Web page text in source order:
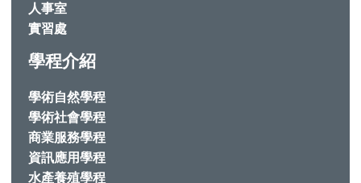
人事室
實習處
學程介紹
學術自然學程
學術社會學程
商業服務學程
資訊應用學程
水產養殖學程